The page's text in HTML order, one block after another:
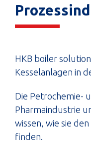
HKB boiler
Kesselanlagen in
Die Petrochemie-
Pharmaindustrie
wissen, wie sie
finden.